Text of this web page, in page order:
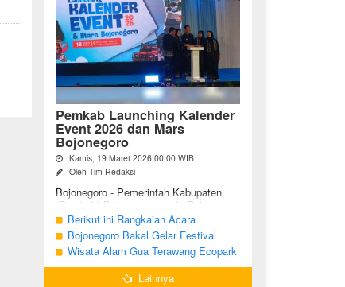
Pemkab Launching Kalender
Event 2026 dan Mars
Bojonegoro
Kamis, 19 Maret 2026 00:00 WIB
Oleh Tim Redaksi
Bojonegoro - Pemerintah Kabupaten
(Pemkab) Bojonegoro, pada Rabu
malam (18/03/2026), bertempat di Jalan
Mas Tumapel Bojoonegoro,
melaunching Kalender Event
Bojonegoro ...
Berikut ini Rangkaian Acara
Peringatan Hari Jadi Bojonegoro Ke-
348 Tahun 2025
Bojonegoro Bakal Gelar Festival
Geopark 2025
Wisata Alam Gua Terawang Ecopark
Blora Kini Semakin Menarik
Lainnya